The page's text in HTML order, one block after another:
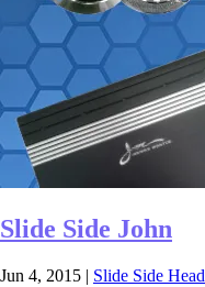
Slide Side John
Jun 4, 2015 | Slide Side Head